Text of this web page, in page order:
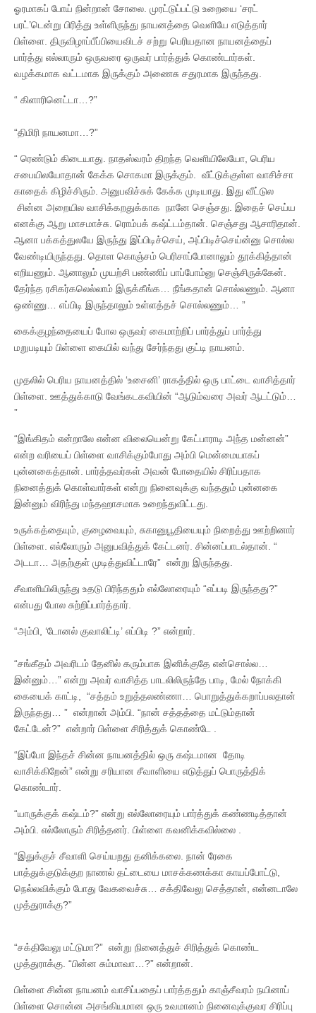
ஓரமாகப் போய் நின்றான் சோலை. முரட்டுப்பட்டு உறையை ‘சரட்
பரட்’டென்று பிரித்து உள்ளிருந்து நாயனத்தை வெளியே எடுத்தார்
பிள்ளை. திருவிழாப்பீப்பியைவிடச் சற்று பெரியதான நாயனத்தைப்
பார்த்து எல்லாரும் ஒருவரை ஒருவர் பார்த்துக் கொண்டார்கள்.
வழக்கமாக வட்டமாக இருக்கும் அணைசு சதுரமாக இருந்தது.
“ கிளாரினெட்டா…?”
“திமிரி நாயனமா…?”
“ ரெண்டும் கிடையாது. நாதஸ்வரம் திறந்த வெளியிலேயோ, பெரிய
சபையிலயோதான் கேக்க சொகமா இருக்கும். வீட்டுக்குள்ள வாசிச்சா
காதைக் கிழிச்சிரும். அனுபவிச்சுக் கேக்க முடியாது. இது வீட்டுல
சின்ன அறையில வாசிக்கறதுக்காக நானே செஞ்சது. இதைச் செய்ய
எனக்கு ஆறு மாசமாச்சு. ரொம்பக் கஷ்ட்டம்தான். செஞ்சது ஆசாரிதான்.
ஆனா பக்கத்துலயே இருந்து இப்பிடிச்செய், அப்பிடிச்செய்ன்னு சொல்ல
வேண்டியிருந்தது. தொள கொஞ்சம் பெரிசாப்போனாலும் தூக்கித்தான்
எறியணும். ஆனாலும் முயற்சி பண்ணிப் பாப்போம்னு செஞ்சிருக்கேன்.
தேர்ந்த ரசிகர்கலெல்லாம் இருக்கீங்க… நீங்கதான் சொல்லணும். ஆனா
ஒண்ணு… எப்பிடி இருந்தாலும் உள்ளத்தச் சொல்லணும்… ”
கைக்குழந்தையைப் போல ஒருவர் கைமாற்றிப் பார்த்துப் பார்த்து
மறுபடியும் பிள்ளை கையில் வந்து சேர்ந்தது குட்டி நாயனம்.
முதலில் பெரிய நாயனத்தில் ‘உசைனி’ ராகத்தில் ஒரு பாட்டை வாசித்தார்
பிள்ளை. ஊத்துக்காடு வேங்கடகவியின் “ஆடும்வரை அவர் ஆடட்டும்…
”
“இங்கிதம் என்றாலே என்ன விலையென்று கேட்பாராடி அந்த மன்னன்”
என்ற வரியைப் பிள்ளை வாசிக்கும்போது அம்பி மென்மையாகப்
புன்னகைத்தான். பார்த்தவர்கள் அவன் போதையில் சிரிப்பதாக
நினைத்துக் கொள்வார்கள் என்று நினைவுக்கு வந்ததும் புன்னகை
இன்னும் விரிந்து மந்தஹாசமாக உறைந்துவிட்டது.
உருக்கத்தையும், குழைவையும், சுகானுபூதியையும் நிறைத்து ஊற்றினார்
பிள்ளை. எல்லோரும் அனுபவித்துக் கேட்டனர். சின்னப்பாடல்தான். “
அடடா… அதற்குள் முடித்துவிட்டாரே” என்று இருந்தது.
சீவாளியிலிருந்து உதடு பிரிந்ததும் எல்லோரையும் “எப்படி இருந்தது?”
என்பது போல சுற்றிப்பார்த்தார்.
“அம்பி, ‘டோனல் குவாலிட்டி’ எப்பிடி ?” என்றார்.
“சங்கீதம் அவரிடம் தேனில் கரும்பாக இனிக்குதே என்சொல்ல…
இன்னும்…” என்று அவர் வாசித்த பாடலிலிருந்தே பாடி, மேல் நோக்கி
கையைக் காட்டி, “சத்தம் உறுத்தலண்ணா… பொறுத்துக்கறாப்பலதான்
இருந்தது… ” என்றான் அம்பி. “நான் சத்தத்தை மட்டும்தான்
கேட்டேன்?” என்றார் பிள்ளை சிரித்துக் கொண்டே .
“இப்போ இந்தச் சின்ன நாயனத்தில் ஒரு கஷ்டமான தோடி
வாசிக்கிறேன்” என்று சரியான சீவாளியை எடுத்துப் பொருத்திக்
கொண்டார்.
“யாருக்குக் கஷ்டம்?” என்று எல்லோரையும் பார்த்துக் கண்ணடித்தான்
அம்பி. எல்லோரும் சிரித்தனர். பிள்ளை கவனிக்கவில்லை .
“இதுக்குச் சீவாளி செய்யறது தனிக்கலை. நான் ரேகை
பாத்துக்குடுக்குற நாணல் தட்டையை மாசக்கணக்கா காயப்போட்டு,
நெல்லவிக்கும் போது வேகவைச்சு… சக்திவேலு செத்தான், என்னடாலே
முத்துராக்கு?”
“சக்திவேலு மட்டுமா?” என்று நினைத்துச் சிரித்துக் கொண்ட
முத்துராக்கு. “பின்ன சும்மாவா…?” என்றான்.
பிள்ளை சின்ன நாயனம் வாசிப்பதைப் பார்த்ததும் காஞ்சீவரம் நயினாப்
பிள்ளை சொன்ன அசங்கியமான ஒரு உவமானம் நினைவுக்குவர சிரிப்பு